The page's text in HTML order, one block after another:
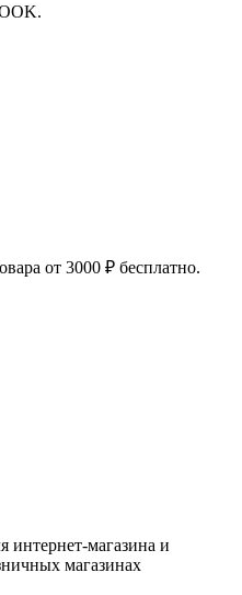
от 3000 ₽ бесплатно.
интернет-магазина и
магазинах